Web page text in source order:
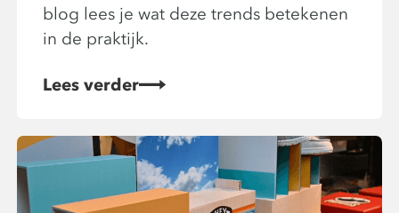
blog lees je wat deze trends betekenen
in de praktijk.
Lees verder